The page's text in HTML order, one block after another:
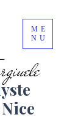
ME
NU